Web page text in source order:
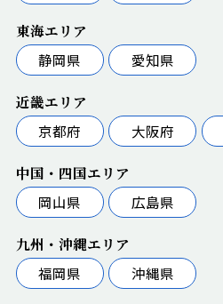
東海エリア
静岡県
愛知県
近畿エリア
京都府
大阪府
中国・四国エリア
岡山県
広島県
九州・沖縄エリア
福岡県
沖縄県